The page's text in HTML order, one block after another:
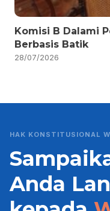
Komisi B Dalami
Berbasis Batik
28/07/2026
HAK KONSTITUSIONAL
Anda